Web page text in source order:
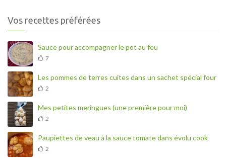
Vos recettes préférées
Sauce pour accompagner le pot au feu
7
Les pommes de terres cuites dans un sachet spécial four
2
Mes petites meringues (une première pour moi)
2
Paupiettes de veau à la sauce tomate dans évolu cook
2